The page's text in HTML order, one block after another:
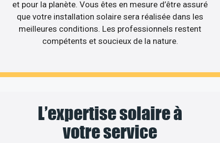
et pour la planète. Vous êtes en mesure d’être assuré
que votre installation solaire sera réalisée dans les
meilleures conditions. Les professionnels restent
compétents et soucieux de la nature.
L’expertise solaire à
votre service